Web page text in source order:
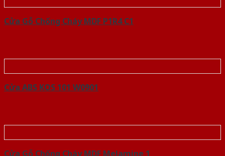
Cửa Gỗ Chống Cháy MDF P1R4 C1
Cửa ABS KOS 101 W0901
Cửa Gỗ Chống Cháy MDF Melamine 1